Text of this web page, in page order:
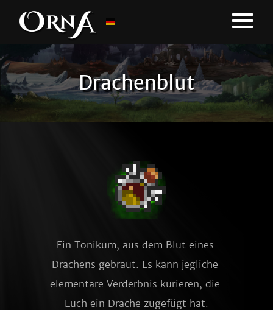
Drachenblut
Ein Tonikum, aus dem Blut eines
Drachens gebraut. Es kann jegliche
elementare Verderbnis kurieren, die
Euch ein Drache zugefügt hat.